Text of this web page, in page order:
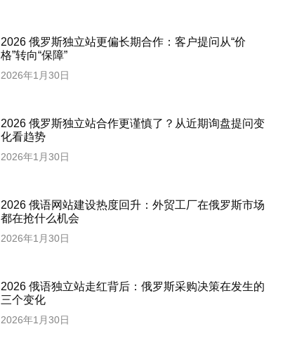
2026 俄罗斯独立站更偏长期合作：客户提问从“价
格”转向“保障”
2026年1月30日
2026 俄罗斯独立站合作更谨慎了？从近期询盘提问变
化看趋势
2026年1月30日
2026 俄语网站建设热度回升：外贸工厂在俄罗斯市场
都在抢什么机会
2026年1月30日
2026 俄语独立站走红背后：俄罗斯采购决策在发生的
三个变化
2026年1月30日